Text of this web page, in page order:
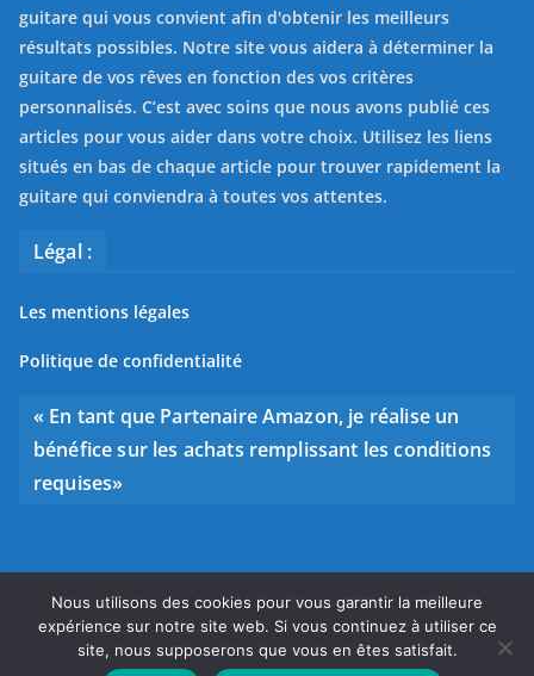
guitare qui vous convient afin d'obtenir les meilleurs
résultats possibles. Notre site vous aidera à déterminer la
guitare de vos rêves en fonction des vos critères
personnalisés. C’est avec soins que nous avons publié ces
articles pour vous aider dans votre choix. Utilisez les liens
situés en bas de chaque article pour trouver rapidement la
guitare qui conviendra à toutes vos attentes.
Légal :
Les mentions légales
Politique de confidentialité
« En tant que Partenaire Amazon, je réalise un
bénéfice sur les achats remplissant les conditions
requises»
Copyright © 2026 Bien choisir sa guitare. Tous droits
réservés.
Nous utilisons des cookies pour vous garantir la meilleure
expérience sur notre site web. Si vous continuez à utiliser ce
site, nous supposerons que vous en êtes satisfait.